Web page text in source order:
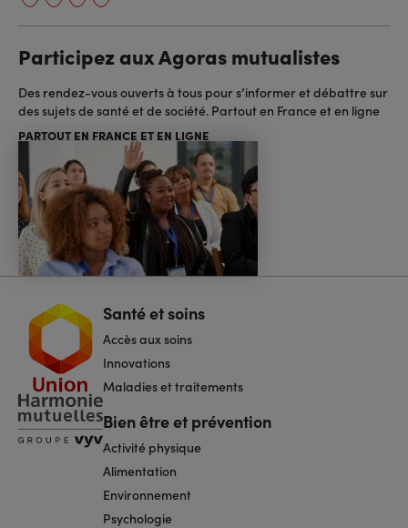
Participez aux Agoras mutualistes
Des rendez-vous ouverts à tous pour s’informer et débattre sur
des sujets de santé et de société. Partout en France et en ligne
PARTOUT EN FRANCE ET EN LIGNE
Navigation
pied
de
page
Santé et soins
Accès aux soins
Innovations
Maladies et traitements
Bien être et prévention
Activité physique
Alimentation
Environnement
Psychologie